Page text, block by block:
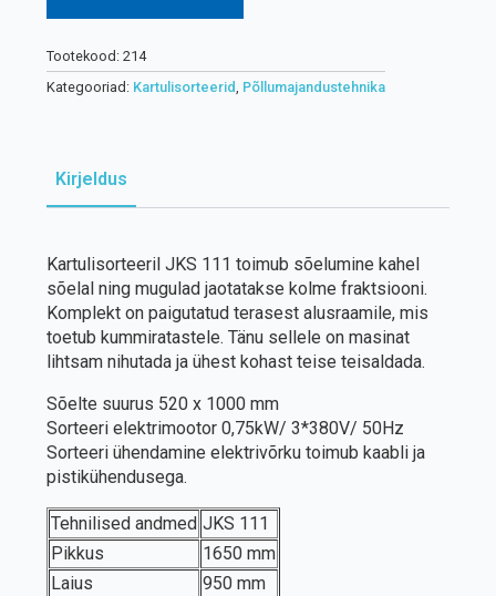
Tootekood:214
Kategooriad: Kartulisorteerid, Põllumajandustehnika
Kirjeldus
Kartulisorteeril JKS 111 toimub sõelumine kahel
sõelal ning mugulad jaotatakse kolme fraktsiooni.
Komplekt on paigutatud terasest alusraamile, mis
toetub kummiratastele. Tänu sellele on masinat
lihtsam nihutada ja ühest kohast teise teisaldada.
Sõelte suurus 520 x 1000 mm
Sorteeri elektrimootor 0,75kW/ 3*380V/ 50Hz
Sorteeri ühendamine elektrivõrku toimub kaabli ja
pistikühendusega.
Tehnilised andmed JKS 111
Pikkus
1650 mm
Laius
950 mm